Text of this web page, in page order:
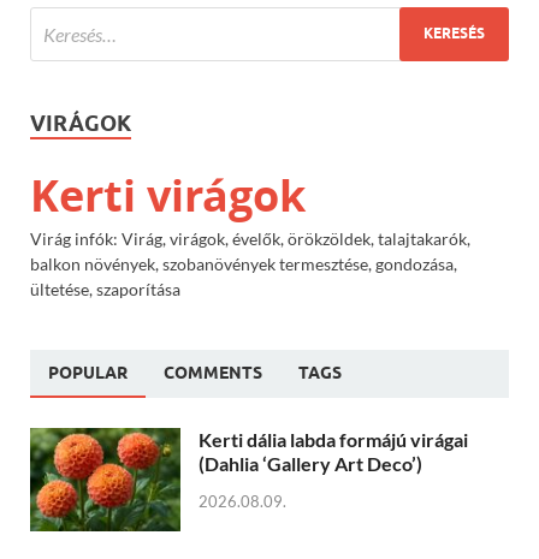
VIRÁGOK
Kerti virágok
Virág infók: Virág, virágok, évelők, örökzöldek, talajtakarók,
balkon növények, szobanövények termesztése, gondozása,
ültetése, szaporítása
POPULAR COMMENTS TAGS
Kerti dália labda formájú virágai
(Dahlia ‘Gallery Art Deco’)
2026.08.09.